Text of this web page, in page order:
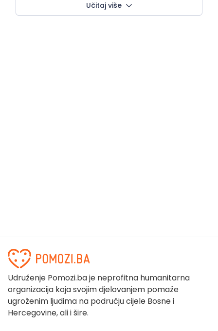
Učitaj više
Udruženje Pomozi.ba je neprofitna humanitarna
organizacija koja svojim djelovanjem pomaže
ugroženim ljudima na području cijele Bosne i
Hercegovine, ali i šire.